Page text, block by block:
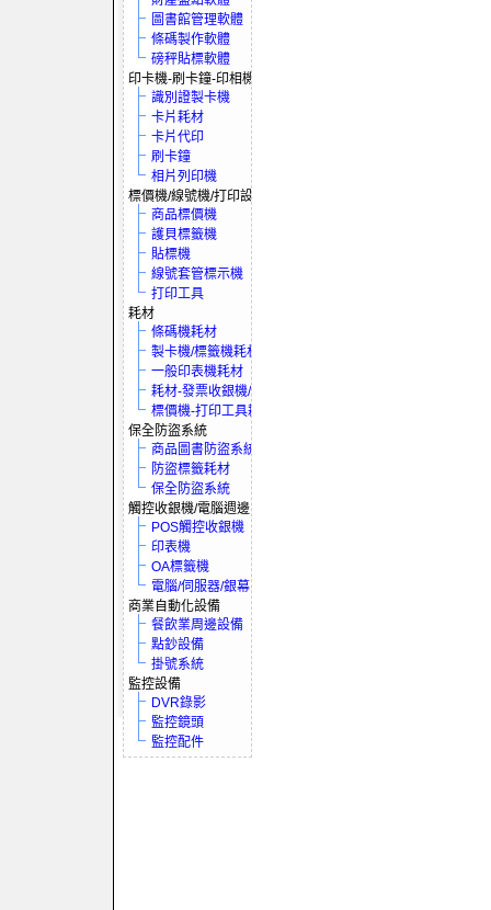
圖書館管理軟體
條碼製作軟體
磅秤貼標軟體
印卡機-刷卡鐘-印相機
識別證製卡機
卡片耗材
卡片代印
刷卡鐘
相片列印機
標價機/線號機/打印設備
商品標價機
護貝標籤機
貼標機
線號套管標示機
打印工具
耗材
條碼機耗材
製卡機/標籤機耗材
一般印表機耗材
耗材-發票收銀機/保全系統
標價機-打印工具耗材
保全防盜系統
商品圖書防盜系統
防盜標籤耗材
保全防盜系統
觸控收銀機/電腦週邊
POS觸控收銀機
印表機
OA標籤機
電腦/伺服器/銀幕
商業自動化設備
餐飲業周邊設備
點鈔設備
掛號系統
監控設備
DVR錄影
監控鏡頭
監控配件